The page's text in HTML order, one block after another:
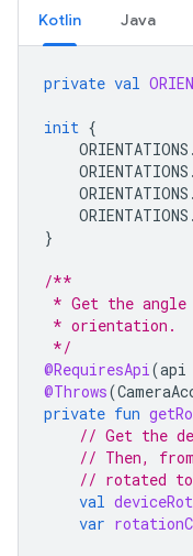
Kotlin Java
private val
init {
ORIENTATIONS .
ORIENTATIONS .
ORIENTATIONS .
ORIENTATIONS .
}
/**
* Get the angle
* orientation.
*/
@RequiresApi(api
@Throws(
private fun
// Get the
// Then,
// rotated to
val
var